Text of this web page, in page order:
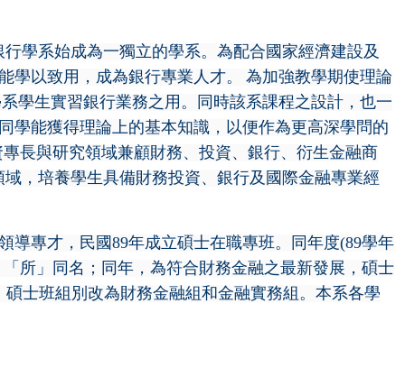
學系始成為一獨立的學系。為配合國家經濟建設及
以致用，成為銀行專業人才。
為加強教學期使理論
學生實習銀行業務之用。同時該系課程之設計，也一
學能獲得理論上的基本知識，以便作為更高深學問的
長與研究領域兼顧財務、投資、銀行、衍生金融商
域，培養學生具備財務投資、銀行及國際金融專業經
導專才，民國89年成立碩士在職專班。同年度(89學年
所」同名；同年，為符合財務金融之最新發展，碩士
士班組別改為財務金融組和金融實務組。本系各學